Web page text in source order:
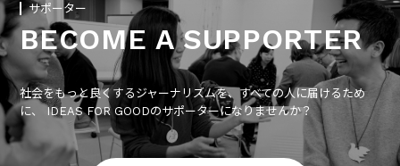
サポーター
BECOME A SUPPORTER
社会をもっと良くするジャーナリズムを、すべての人に届けるため
に、 IDEAS FOR GOODのサポーターになりませんか？